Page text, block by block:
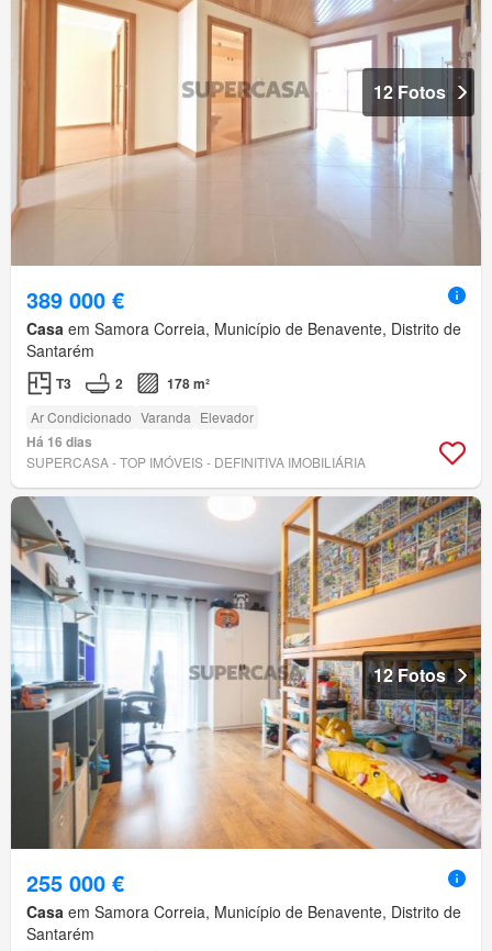
12 Fotos
389 000 €
Casa em Samora Correia, Município de Benavente, Distrito de
Santarém
T3 2 178 m²
Ar Condicionado Varanda Elevador
Há 16 dias
SUPERCASA - TOP IMÓVEIS - DEFINITIVA IMOBILIÁRIA
12 Fotos
255 000 €
Casa em Samora Correia, Município de Benavente, Distrito de
Santarém